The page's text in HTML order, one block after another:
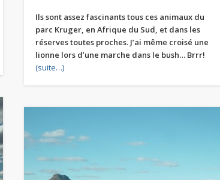
Ils sont assez fascinants tous ces animaux du
parc Kruger, en Afrique du Sud, et dans les
réserves toutes proches. J’ai même croisé une
lionne lors d’une marche dans le bush… Brrr!
(suite…)